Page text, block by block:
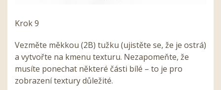
Krok 9
Vezměte měkkou (2B) tužku (ujistěte se, že je ostrá)
a vytvořte na kmenu texturu. Nezapomeňte, že
musíte ponechat některé části bílé – to je pro
zobrazení textury důležité.